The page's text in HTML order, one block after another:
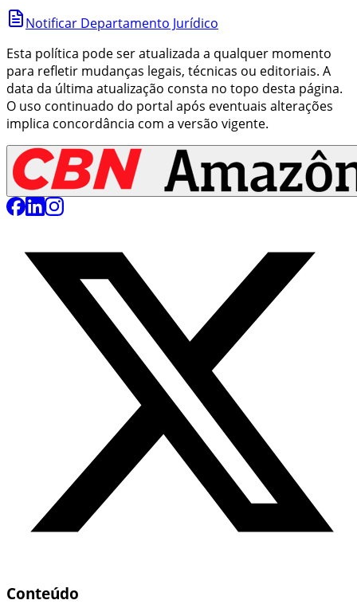
Notificar Departamento Jurídico
Esta política pode ser atualizada a qualquer momento
para refletir mudanças legais, técnicas ou editoriais. A
data da última atualização consta no topo desta página.
O uso continuado do portal após eventuais alterações
implica concordância com a versão vigente.
Conteúdo